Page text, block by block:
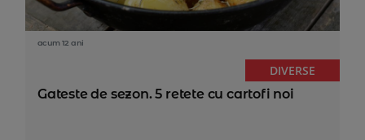
acum 12 ani
DIVERSE
Gateste de sezon. 5 retete cu cartofi noi